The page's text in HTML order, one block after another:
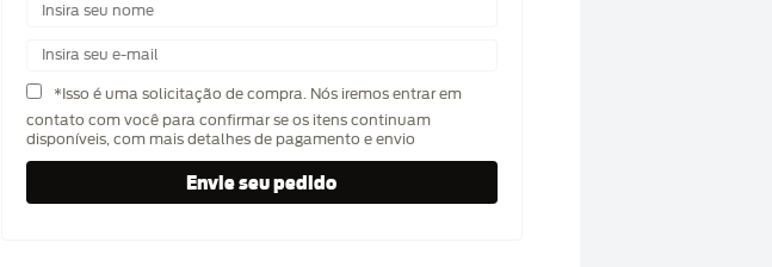
*Isso é uma solicitação de compra. Nós iremos entrar em
contato com você para confirmar se os itens continuam
disponíveis, com mais detalhes de pagamento e envio